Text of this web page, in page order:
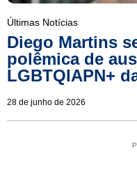
Últimas Notícias
Diego Martins
polêmica de
LGBTQIAPN+
28 de junho de 2026